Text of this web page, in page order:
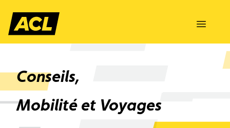
Conseils,
Mobilité et Voyages